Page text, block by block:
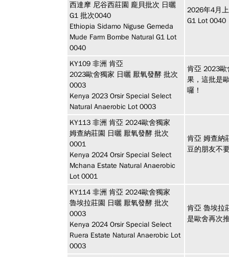
西達摩 尼谷西莊園 龐貝批次 日曬
G1 批次0040
Ethiopia Sidamo Niguse Gemeda
Mude Farm Bombe Natural G1 Lot
0040
2026年4月
G1 Lot 0040
KY109 非洲 肯亞
2023歐舍獨家 日曬 厭氧發酵 批次
0003
Kenya 2023 Orsir Special Select
Natural Anaerobic Lot 0003
肯亞 2023歐
果，這批是
囉！
KY113 非洲 肯亞 2024歐舍獨家
姆查納莊園 日曬 厭氧發酵 批次
0001
Kenya 2024 Orsir Special Select
Mchana Estate Natural Anaerobic
Lot 0001
肯亞 姆查納
豆的朋友不
KY114 非洲 肯亞 2024歐舍獨家
魯埃拉莊園 日曬 厭氧發酵 批次
0003
Kenya 2024 Orsir Special Select
Ruera Estate Natural Anaerobic Lot
0003
肯亞 魯埃拉
是歐舍再次